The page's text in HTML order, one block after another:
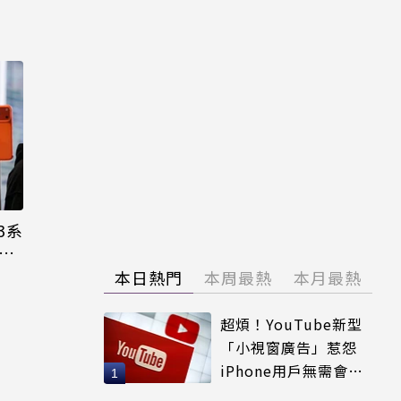
系
本日熱門
本周最熱 本月最熱
超煩！YouTube新型
「小視窗廣告」惹怨
iPhone用戶無需會員